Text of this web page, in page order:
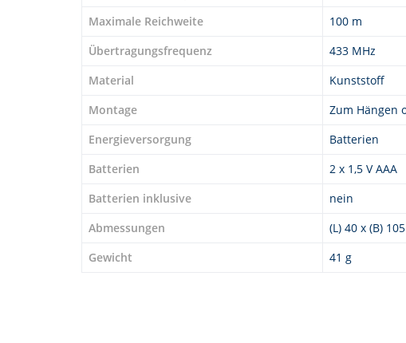
Maximale Reichweite
100 m
Übertragungsfrequenz
433 MHz
Material
Kunststoff
Montage
Zum Hängen
Energieversorgung
Batterien
Batterien
2 x 1,5 V AAA
Batterien inklusive
nein
Abmessungen
(L) 40 x (B)
Gewicht
41 g